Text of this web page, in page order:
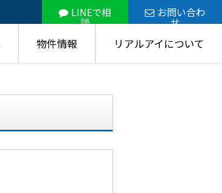
LINEで相
談
お問い合わ
せ
物件情報 リアルアイについて